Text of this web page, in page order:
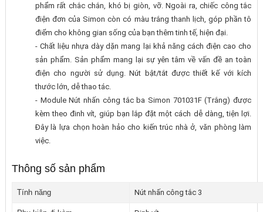
phẩm rất chắc chắn, khó bị giòn, vỡ. Ngoài ra, chiếc công tắc
điện đơn của Simon còn có màu trắng thanh lịch, góp phần tô
điểm cho không gian sống của bạn thêm tinh tế, hiện đại.
- Chất liệu nhựa dày dặn mang lại khả năng cách điện cao cho
sản phẩm. Sản phẩm mang lại sự yên tâm về vấn đề an toàn
điện cho người sử dụng. Nút bật/tắt được thiết kế với kích
thước lớn, dễ thao tác.
- Module Nút nhấn công tắc ba Simon 701031F (Trắng) được
kèm theo đinh vít, giúp bạn lắp đặt một cách dễ dàng, tiện lợi.
Đây là lựa chọn hoàn hảo cho kiến trúc nhà ở, văn phòng làm
việc.
Thông số sản phẩm
Tính năng Nút nhấn công tắc 3